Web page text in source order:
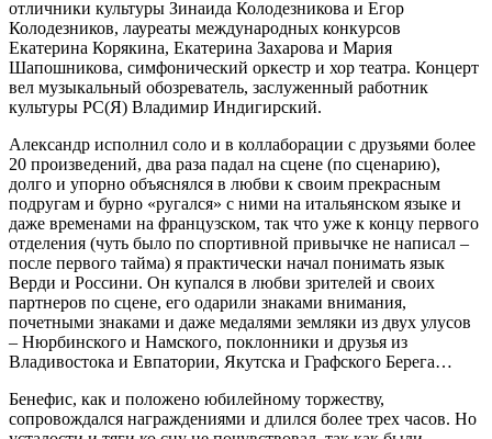
отличники культуры Зинаида Колодезникова и Егор
Колодезников, лауреаты международных конкурсов
Екатерина Корякина, Екатерина Захарова и Мария
Шапошникова, симфонический оркестр и хор театра. Концерт
вел музыкальный обозреватель, заслуженный работник
культуры РС(Я) Владимир Индигирский.
Александр исполнил соло и в коллаборации с друзьями более
20 произведений, два раза падал на сцене (по сценарию),
долго и упорно объяснялся в любви к своим прекрасным
подругам и бурно «ругался» с ними на итальянском языке и
даже временами на французском, так что уже к концу первого
отделения (чуть было по спортивной привычке не написал –
после первого тайма) я практически начал понимать язык
Верди и Россини. Он купался в любви зрителей и своих
партнеров по сцене, его одарили знаками внимания,
почетными знаками и даже медалями земляки из двух улусов
– Нюрбинского и Намского, поклонники и друзья из
Владивостока и Евпатории, Якутска и Графского Берега…
Бенефис, как и положено юбилейному торжеству,
сопровождался награждениями и длился более трех часов. Но